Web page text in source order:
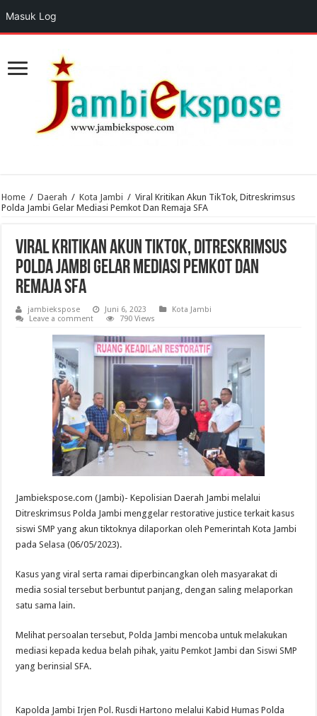
Home / Daerah / Kota Jambi / Viral Kritikan Akun TikTok, Ditreskrimsus
Polda Jambi Gelar Mediasi Pemkot Dan Remaja SFA
Viral Kritikan Akun TikTok, Ditreskrimsus
Polda Jambi Gelar Mediasi Pemkot Dan
Remaja SFA
jambiekspose Juni 6, 2023
Kota Jambi
Leave a comment
790 Views
Jambiekspose.com (Jambi)- Kepolisian Daerah Jambi melalui
Ditreskrimsus Polda Jambi menggelar restorative justice terkait kasus
siswi SMP yang akun tiktoknya dilaporkan oleh Pemerintah Kota Jambi
pada Selasa (06/05/2023).
Kasus yang viral serta ramai diperbincangkan oleh masyarakat di
media sosial tersebut berbuntut panjang, dengan saling melaporkan
satu sama lain.
Melihat persoalan tersebut, Polda Jambi mencoba untuk melakukan
mediasi kepada kedua belah pihak, yaitu Pemkot Jambi dan Siswi SMP
yang berinsial SFA.
Kapolda Jambi Irjen Pol. Rusdi Hartono melalui Kabid Humas Polda
Masuk Log